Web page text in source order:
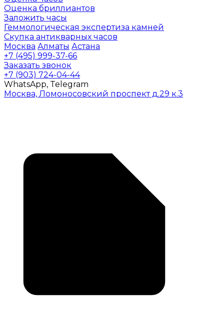
Оценка бриллиантов
Заложить часы
Геммологическая экспертиза камней
Скупка антикварных часов
Москва Алматы Астана
+7 (495) 999-37-66
Заказать звонок
+7 (903) 724-04-44
WhatsApp, Telegram
Москва, Ломоносовский проспект д.29 к.3